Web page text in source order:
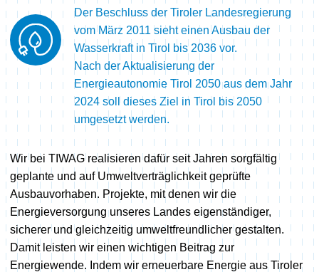
Der Beschluss der Tiroler Landesregierung
vom März 2011 sieht einen Ausbau der
Wasserkraft in Tirol bis 2036 vor.
Nach der Aktualisierung der
Energieautonomie Tirol 2050 aus dem Jahr
2024 soll dieses Ziel in Tirol bis 2050
umgesetzt werden.
Wir bei TIWAG realisieren dafür seit Jahren sorgfältig
geplante und auf Umweltverträglichkeit geprüfte
Ausbauvorhaben. Projekte, mit denen wir die
Energieversorgung unseres Landes eigenständiger,
sicherer und gleichzeitig umweltfreundlicher gestalten.
Damit leisten wir einen wichtigen Beitrag zur
Energiewende. Indem wir erneuerbare Energie aus Tiroler